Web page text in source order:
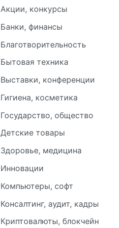
Акции, конкурсы
Банки, финансы
Благотворительность
Бытовая техника
Выставки, конференции
Гигиена, косметика
Государство, общество
Детские товары
Здоровье, медицина
Инновации
Компьютеры, софт
Консалтинг, аудит, кадры
Криптовалюты, блокчейн